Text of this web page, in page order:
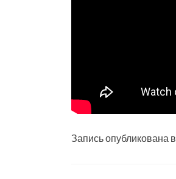
Запись опубликована в